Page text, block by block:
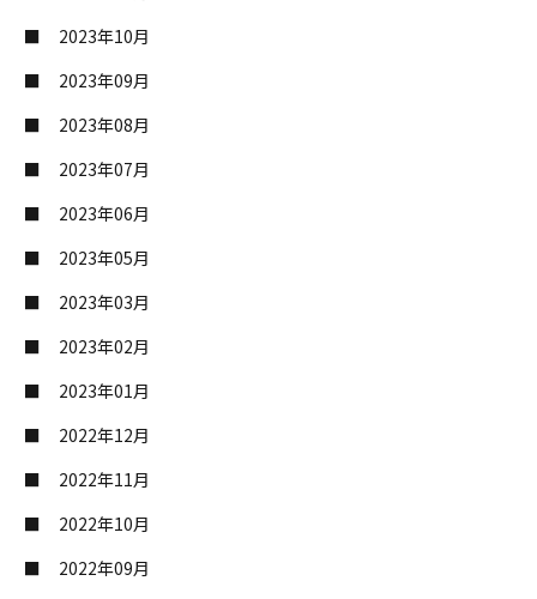
2023年10月
2023年09月
2023年08月
2023年07月
2023年06月
2023年05月
2023年03月
2023年02月
2023年01月
2022年12月
2022年11月
2022年10月
2022年09月